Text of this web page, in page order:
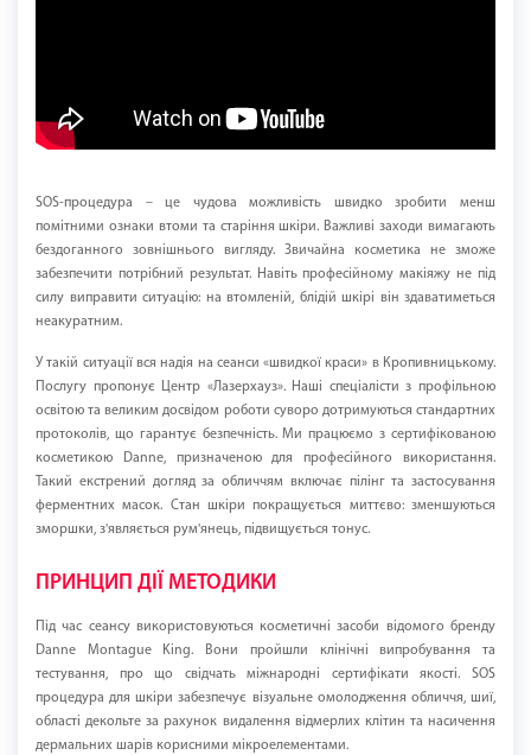
SOS-процедура – це чудова можливість швидко зробити менш
помітними ознаки втоми та старіння шкіри. Важливі заходи вимагають
бездоганного зовнішнього вигляду. Звичайна косметика не зможе
забезпечити потрібний результат. Навіть професійному макіяжу не під
силу виправити ситуацію: на втомленій, блідій шкірі він здаватиметься
неакуратним.
У такій ситуації вся надія на сеанси «швидкої краси» в Кропивницькому.
Послугу пропонує Центр «Лазерхауз». Наші спеціалісти з профільною
освітою та великим досвідом роботи суворо дотримуються стандартних
протоколів, що гарантує безпечність. Ми працюємо з сертифікованою
косметикою Danne, призначеною для професійного використання.
Такий екстрений догляд за обличчям включає пілінг та застосування
ферментних масок. Стан шкіри покращується миттєво: зменшуються
зморшки, з'являється рум'янець, підвищується тонус.
ПРИНЦИП ДІЇ МЕТОДИКИ
Під час сеансу використовуються косметичні засоби відомого бренду
Danne Montague King. Вони пройшли клінічні випробування та
тестування, про що свідчать міжнародні сертифікати якості. SOS
процедура для шкіри забезпечує візуальне омолодження обличчя, шиї,
області декольте за рахунок видалення відмерлих клітин та насичення
дермальних шарів корисними мікроелементами.